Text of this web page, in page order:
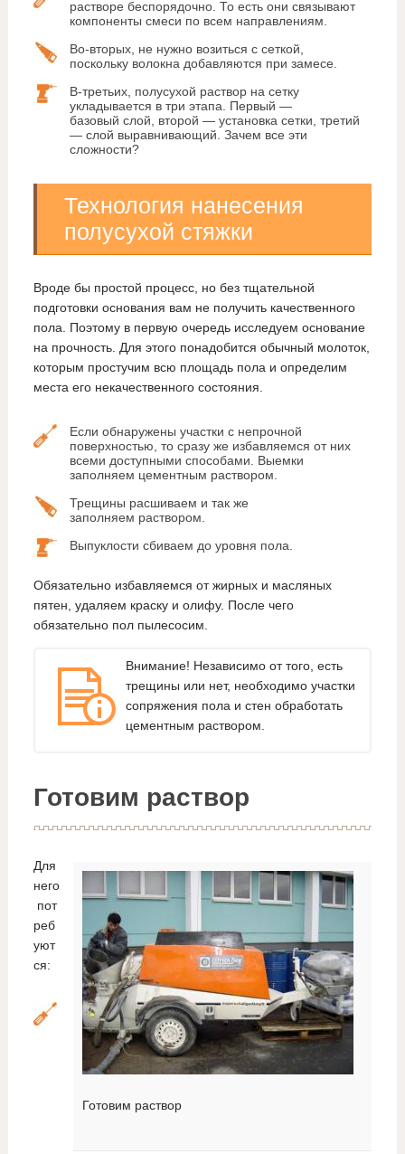
растворе беспорядочно. То есть они связывают
компоненты смеси по всем направлениям.
Во-вторых, не нужно возиться с сеткой,
поскольку волокна добавляются при замесе.
В-третьих, полусухой раствор на сетку
укладывается в три этапа. Первый —
базовый слой, второй — установка сетки, третий
— слой выравнивающий. Зачем все эти
сложности?
Технология нанесения
полусухой стяжки
Вроде бы простой процесс, но без тщательной
подготовки основания вам не получить качественного
пола. Поэтому в первую очередь исследуем основание
на прочность. Для этого понадобится обычный молоток,
которым простучим всю площадь пола и определим
места его некачественного состояния.
Если обнаружены участки с непрочной
поверхностью, то сразу же избавляемся от них
всеми доступными способами. Выемки
заполняем цементным раствором.
Трещины расшиваем и так же
заполняем раствором.
Выпуклости сбиваем до уровня пола.
Обязательно избавляемся от жирных и масляных
пятен, удаляем краску и олифу. После чего
обязательно пол пылесосим.
Внимание! Независимо от того, есть
трещины или нет, необходимо участки
сопряжения пола и стен обработать
цементным раствором.
Готовим раствор
Готовим раствор
Для
него
пот
реб
уют
ся: